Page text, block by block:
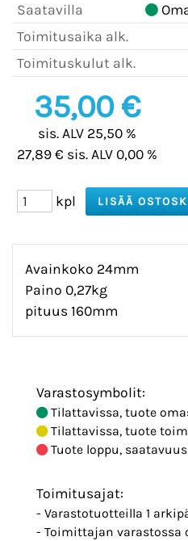
Saatavilla
Toimitusaika alk.
Toimituskulut alk.
35,00 €
sis. ALV 25,50 %
27,89 € sis. ALV 0,00 %
kpl
Avainkoko 24mm
Paino 0,27kg
pituus 160mm
Varastosymbolit:
Tilattavissa, tuote
Tilattavissa, tuote
Tuote loppu,
Toimitusajat:
- Varastotuotteilla 1
- Toimittajan varastossa